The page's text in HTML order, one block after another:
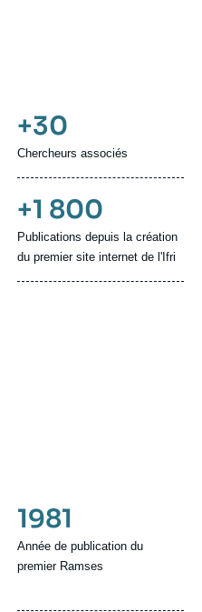
+30
Chercheurs associés
+1 800
Publications depuis la création
du premier site internet de l'Ifri
1981
Année de publication du
premier Ramses